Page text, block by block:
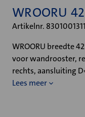
WROORU
Artikelnr. 8301001311
WROORU breedte
voor wandrooster,
rechts, aansluiting
Lees meer